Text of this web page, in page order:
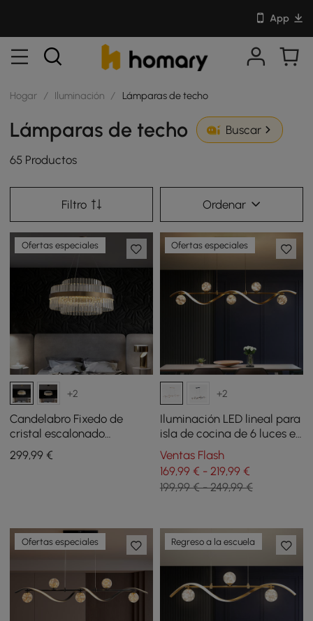
App
Hogar / Iluminación / Lámparas de techo
Lámparas de techo Buscar
65 Productos
Filtro Ordenar
Ofertas especiales
+2
Candelabro Fixedo de
cristal escalonado
moderno con luz LED Ø 60
cm latón
299,99 €
Ofertas especiales
+2
Iluminación LED lineal para
isla de cocina de 6 luces en
dorado con pantalla de
globo de vidrio regulable
Ventas Flash
169,99 € - 219,99 €
199,99 € - 249,99 €
Ofertas especiales Regreso a la escuela